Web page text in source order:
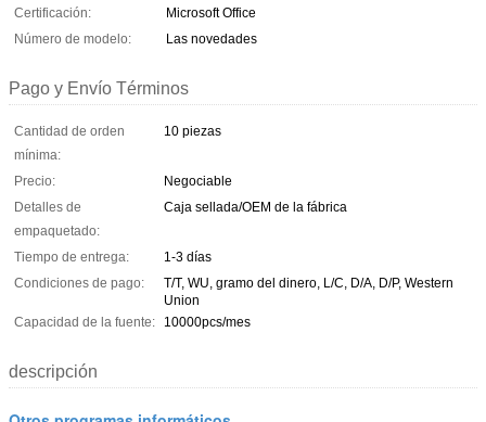
Certificación:
Microsoft Office
Número de modelo:
Las novedades
Pago y Envío Términos
Cantidad de orden
mínima:
10 piezas
Precio:
Negociable
Detalles de
empaquetado:
Caja sellada/OEM de la fábrica
Tiempo de entrega:
1-3 días
Condiciones de pago:
T/T, WU, gramo del dinero, L/C, D/A, D/P, Western
Union
Capacidad de la fuente:
10000pcs/mes
descripción